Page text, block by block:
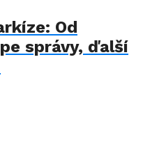
Od
správy, ďalší